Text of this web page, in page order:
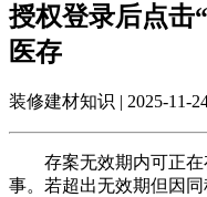
授权登录后点击
医存
装修建材知识 | 2025-11-
存案无效期内可正在
事。若超出无效期但因